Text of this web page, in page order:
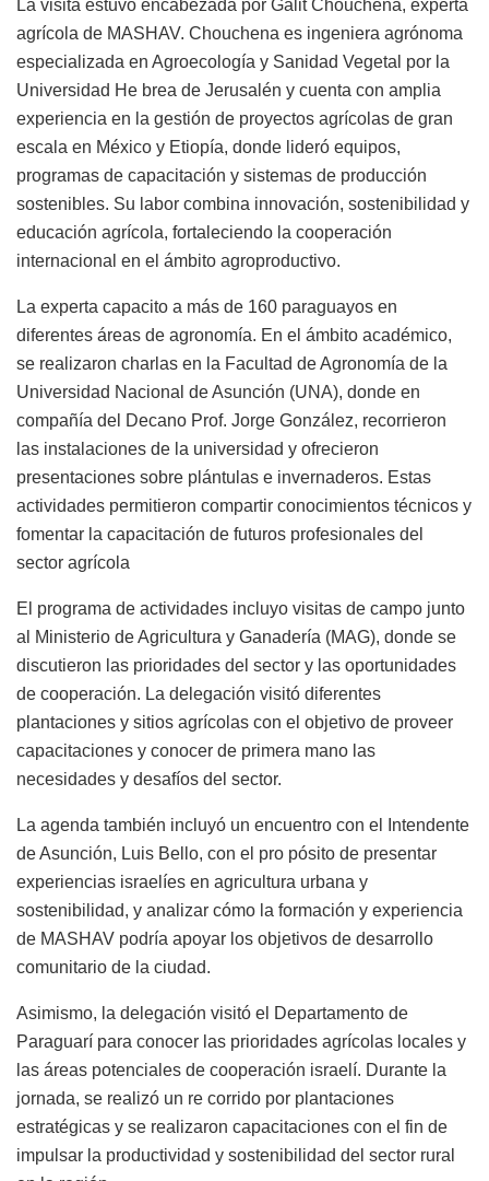
La visita estuvo encabezada por Galit Chouchena, experta
agrícola de MASHAV. Chouchena es ingeniera agrónoma
especializada en Agroecología y Sanidad Vegetal por la
Universidad He brea de Jerusalén y cuenta con amplia
experiencia en la gestión de proyectos agrícolas de gran
escala en México y Etiopía, donde lideró equipos,
programas de capacitación y sistemas de producción
sostenibles. Su labor combina innovación, sostenibilidad y
educación agrícola, fortaleciendo la cooperación
internacional en el ámbito agroproductivo.
La experta capacito a más de 160 paraguayos en
diferentes áreas de agronomía. En el ámbito académico,
se realizaron charlas en la Facultad de Agronomía de la
Universidad Nacional de Asunción (UNA), donde en
compañía del Decano Prof. Jorge González, recorrieron
las instalaciones de la universidad y ofrecieron
presentaciones sobre plántulas e invernaderos. Estas
actividades permitieron compartir conocimientos técnicos y
fomentar la capacitación de futuros profesionales del
sector agrícola
El programa de actividades incluyo visitas de campo junto
al Ministerio de Agricultura y Ganadería (MAG), donde se
discutieron las prioridades del sector y las oportunidades
de cooperación. La delegación visitó diferentes
plantaciones y sitios agrícolas con el objetivo de proveer
capacitaciones y conocer de primera mano las
necesidades y desafíos del sector.
La agenda también incluyó un encuentro con el Intendente
de Asunción, Luis Bello, con el pro pósito de presentar
experiencias israelíes en agricultura urbana y
sostenibilidad, y analizar cómo la formación y experiencia
de MASHAV podría apoyar los objetivos de desarrollo
comunitario de la ciudad.
Asimismo, la delegación visitó el Departamento de
Paraguarí para conocer las prioridades agrícolas locales y
las áreas potenciales de cooperación israelí. Durante la
jornada, se realizó un re corrido por plantaciones
estratégicas y se realizaron capacitaciones con el fin de
impulsar la productividad y sostenibilidad del sector rural